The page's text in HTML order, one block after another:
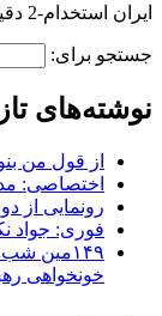
ایران استخدام-2 دقیقه پیش اندروید میهن دانلود
جستجو برای:
نوشته‌های
از قول من
اختصاصی:
رونمایی از
فوری: جواد
۱۴۹مین
خونخواهی